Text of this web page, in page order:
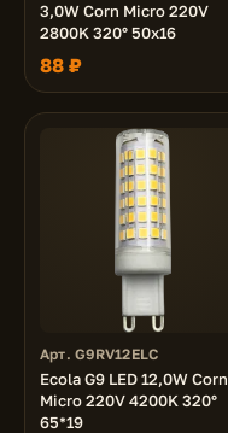
3,0W Corn Micro 220V
2800K 320° 50x16
88 ₽
Арт. G9RV12ELC
Ecola G9 LED 12,0W Corn
Micro 220V 4200K 320°
65*19